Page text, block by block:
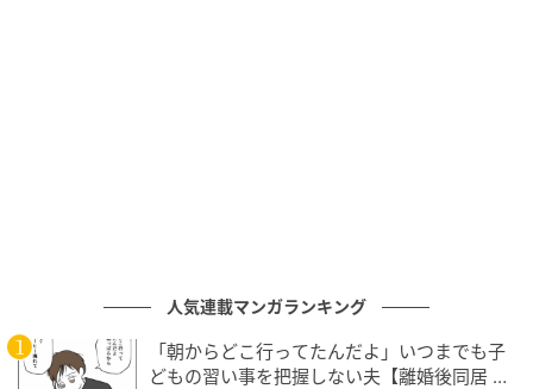
に名を連ねるなど、国際色豊かなコンペティションと
して歴史を歩んできた。
人気連載マンガランキング
「朝からどこ行ってたんだよ」いつまでも子
どもの習い事を把握しない夫【離婚後同居 Vo